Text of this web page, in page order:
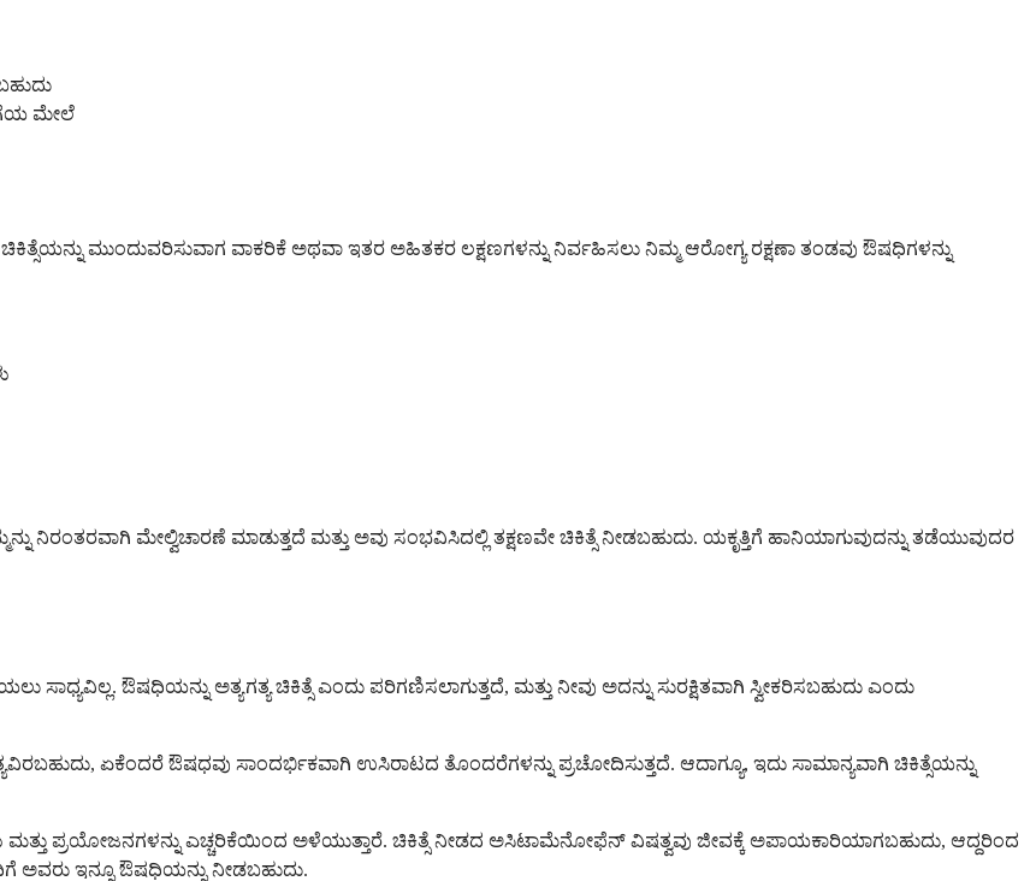
ಮೇಲೆ
ಚಿಕಿತ್ಸೆಯನ್ನು ಮುಂದುವರಿಸುವಾಗ ವಾಕರಿಕೆ ಅಥವಾ ಇತರ ಅಹಿತಕರ ಲಕ್ಷಣಗಳನ್ನು ನಿರ್ವಹಿಸಲು ನಿಮ್ಮ ಆರೋಗ್ಯ ರಕ್ಷಣಾ ತಂಡವು ಔಷಧಿಗಳನ್ನು
ನಿರಂತರವಾಗಿ ಮೇಲ್ವಿಚಾರಣೆ ಮಾಡುತ್ತದೆ ಮತ್ತು ಅವು ಸಂಭವಿಸಿದಲ್ಲಿ ತಕ್ಷಣವೇ ಚಿಕಿತ್ಸೆ ನೀಡಬಹುದು. ಯಕೃತ್ತಿಗೆ ಹಾನಿಯಾಗುವುದನ್ನು ತಡೆಯುವುದರ
ಔಷಧಿಯನ್ನು ಅತ್ಯಗತ್ಯ ಚಿಕಿತ್ಸೆ ಎಂದು ಪರಿಗಣಿಸಲಾಗುತ್ತದೆ, ಮತ್ತು ನೀವು ಅದನ್ನು ಸುರಕ್ಷಿತವಾಗಿ ಸ್ವೀಕರಿಸಬಹುದು ಎಂದು
ಏಕೆಂದರೆ ಔಷಧವು ಸಾಂದರ್ಭಿಕವಾಗಿ ಉಸಿರಾಟದ ತೊಂದರೆಗಳನ್ನು ಪ್ರಚೋದಿಸುತ್ತದೆ. ಆದಾಗ್ಯೂ, ಇದು ಸಾಮಾನ್ಯವಾಗಿ ಚಿಕಿತ್ಸೆಯನ್ನು
ಮತ್ತು ಪ್ರಯೋಜನಗಳನ್ನು ಎಚ್ಚರಿಕೆಯಿಂದ ಅಳೆಯುತ್ತಾರೆ. ಚಿಕಿತ್ಸೆ ನೀಡದ ಅಸಿಟಾಮೆನೋಫೆನ್ ವಿಷತ್ವವು ಜೀವಕ್ಕೆ ಅಪಾಯಕಾರಿಯಾಗಬಹುದು, ಆದ್ದರಿಂದ
ಅವರು ಇನ್ನೂ ಔಷಧಿಯನ್ನು ನೀಡಬಹುದು.